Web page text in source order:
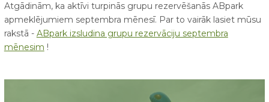
Atgādinām, ka aktīvi turpinās grupu rezervēšanās ABpark
apmeklējumiem septembra mēnesī. Par to vairāk lasiet mūsu
rakstā - ABpark izsludina grupu rezervāciju septembra
mēnesim !